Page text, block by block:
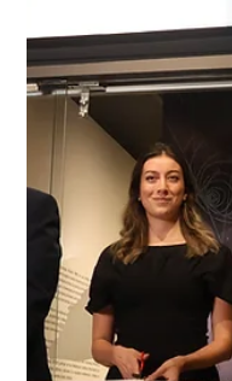
Una de las fotógrafas
Centro Tolzú. Centro
Cuando habla la luz",
el Banco Nacional de
Fomento Cultural
trayectoria de una de
importantes a nivel
galardonada con el
2025, Graciela